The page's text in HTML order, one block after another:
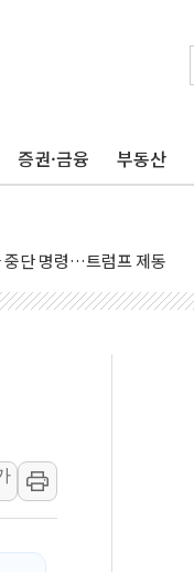
증권·금융 부동산
에 9월 동결 전망 우세
정' 체결… 이스라엘·이
중단 명령…트럼프 제동
근 1주일 이상 '올스톱'…
美 고용 쇼크에 반도체주 '
인상 우려 후퇴…나스닥
협정 체결
안·클라우드플레어·태양
군 실종자 7359명 끝까지
워시엔 톤 낮춰